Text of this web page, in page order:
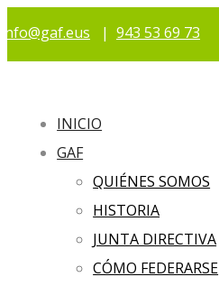
info@gaf.eus | 943 53 69 73
INICIO
GAF
QUIÉNES SOMOS
HISTORIA
JUNTA DIRECTIVA
CÓMO FEDERARSE